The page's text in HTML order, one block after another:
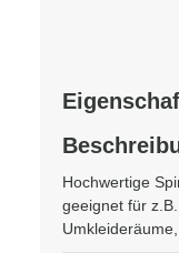
Hochwertige
geeignet für